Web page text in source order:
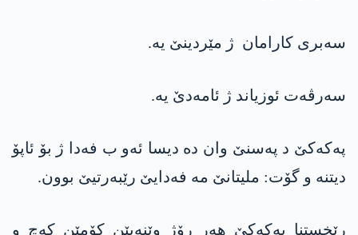
سه‌بری کارامان ژ مێردینێ یه‌.
سەرڤەت ئوزیاند ژ ئامه‌دێ یه‌.
په‌كه‌كێ د په‌سنێ وان ده‌ دیسا ئه‌و ب فه‌دا ژ بۆ ئاپۆ
دیتنه‌ و گۆت: ملیتانێ مه‌ فه‌دایێ رێبه‌رتیێ بوون.
رێخستنا په‌كه‌كێ هه‌ر رۆژ وێنه‌یێن كۆمێن كه‌چ و